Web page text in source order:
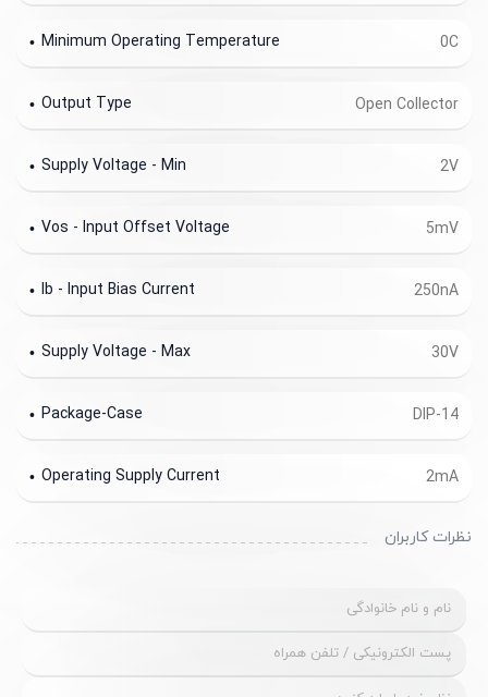
0C
Minimum Operating Temperature
Open Collector
Output Type
2V
Supply Voltage - Min
5mV
Vos - Input Offset Voltage
250nA
Ib - Input Bias Current
30V
Supply Voltage - Max
DIP-14
Package-Case
2mA
Operating Supply Current
نظرات کاربران